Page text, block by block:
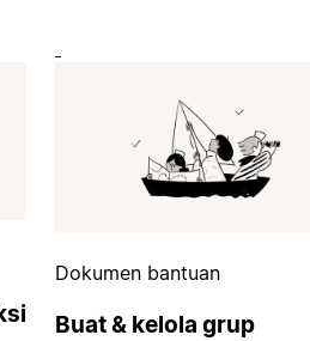
Dokumen bantuan
Buat & kelola grup